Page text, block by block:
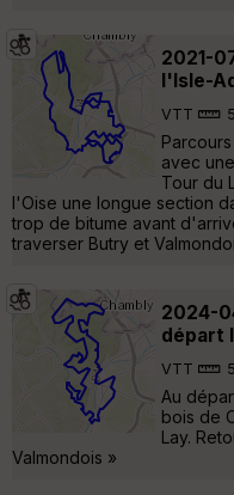
2021-
l'Isle-
VTT
avec
Tour du
l'Oise une longue section
trop de bitume avant
traverser Butry et
2024-
départ
VTT
Au
bois de
Lay.
Valmondois »